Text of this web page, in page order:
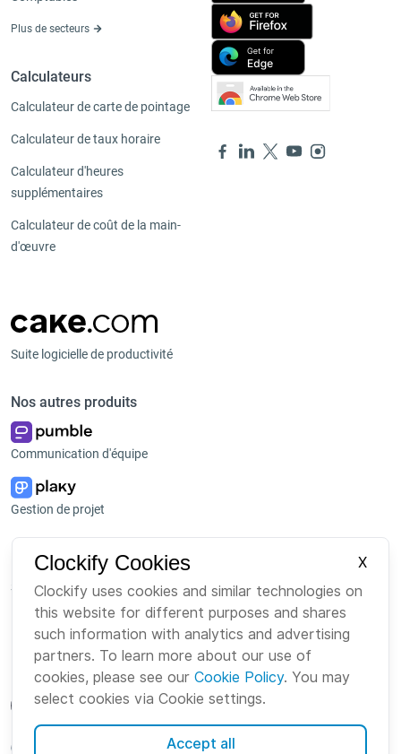
Plus de secteurs
Calculateurs
Calculateur de carte de pointage
Calculateur de taux horaire
Calculateur d'heures
supplémentaires
Calculateur de coût de la main-
d'œuvre
Suite logicielle de productivité
Nos autres produits
Communication d'équipe
Gestion de projet
Plateforme
Suite
Bundle
Marketplace
À propos de nous
Emploi
Marque
Clockify Cookies
X
Clockify uses cookies and similar technologies on
this website for different purposes and shares
such information with analytics and advertising
partners. To learn more about our use of
cookies, please see our Cookie Policy. You may
select cookies via Cookie settings.
Accept all